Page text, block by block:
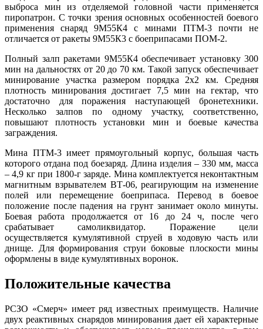
выброса мин из отделяемой головной части применяется
пиропатрон. С точки зрения основных особенностей боевого
применения снаряд 9М55К4 с минами ПТМ-3 почти не
отличается от ракеты 9М55К3 с боеприпасами ПОМ-2.
Полный залп ракетами 9М55К4 обеспечивает установку 300
мин на дальностях от 20 до 70 км. Такой запуск обеспечивает
минирование участка размером порядка 2х2 км. Средняя
плотность минирования достигает 7,5 мин на гектар, что
достаточно для поражения наступающей бронетехники.
Несколько залпов по одному участку, соответственно,
повышают плотность установки мин и боевые качества
заграждения.
Мина ПТМ-3 имеет прямоугольный корпус, большая часть
которого отдана под боезаряд. Длина изделия – 330 мм, масса
– 4,9 кг при 1800-г заряде. Мина комплектуется неконтактным
магнитным взрывателем ВТ-06, реагирующим на изменение
полей или перемещение боеприпаса. Перевод в боевое
положение после падения на грунт занимает около минуты.
Боевая работа продолжается от 16 до 24 ч, после чего
срабатывает самоликвидатор. Поражение цели
осуществляется кумулятивной струей в ходовую часть или
днище. Для формирования струи боковые плоскости мины
оформлены в виде кумулятивных воронок.
Положительные качества
РСЗО «Смерч» имеет ряд известных преимуществ. Наличие
двух реактивных снарядов минирования дает ей характерные